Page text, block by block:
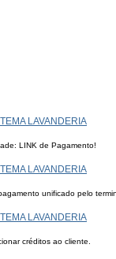
LAVANDERIA
LINK de Pagamento!
LAVANDERIA
unificado pelo
LAVANDERIA
créditos ao cliente.